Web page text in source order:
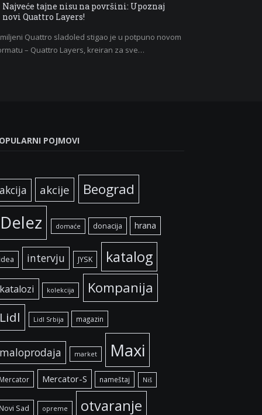
Najveće tajne nisu na površini: Upoznaj
novi Quattro Layers!
Quattro sladoled stigao je u potpuno novom
– Quattro Layers, kreiran za sve…
POJMOVI
akcija akcije Beograd
Delez domaće donacija hrana
idea intervju JYSK katalog
katalozi kolekcija Kompanija
Lidl Lidl Srbija magazin
maloprodaja market Maxi
Mercator Mercator-S nameštaj Niš
Novi Sad opreme otvaranje